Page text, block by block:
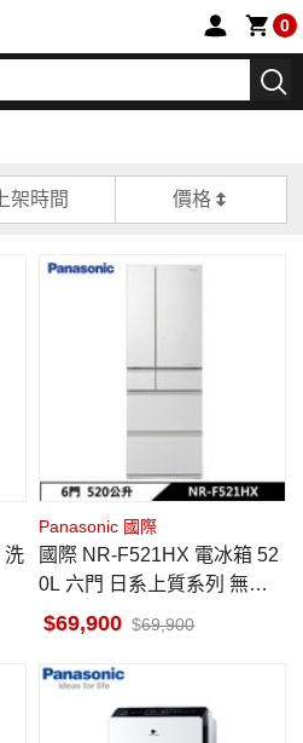
0
上架時間 價格
Panasonic 國際
國際 NR-F521HX 電冰箱 52
0L 六門 日系上質系列 無邊
框鏡面/玻璃 翡翠白 日本原裝
69,900 69,900